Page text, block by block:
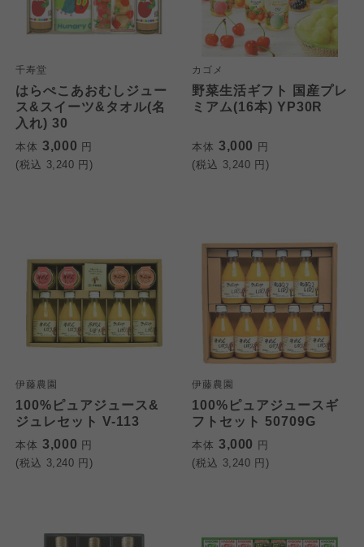
千寿堂
はらぺこあおむしジュー
ス&スイーツ&タオル(名
入れ) 30
本体 3,000 円
(税込 3,240 円)
カゴメ
野菜生活ギフト 国産プレ
ミアム(16本) YP30R
本体 3,000 円
(税込 3,240 円)
伊藤農園
100%ピュアジュース&
ジュレセット V-113
本体 3,000 円
(税込 3,240 円)
伊藤農園
100%ピュアジュースギ
フトセット 50709G
本体 3,000 円
(税込 3,240 円)